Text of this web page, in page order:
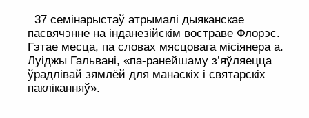
37 семінарыстаў атрымалі дыяканскае
пасвячэнне на інданезійскім востраве Флорэс.
Гэтае месца, па словах мясцовага місіянера а.
Луіджы Гальвані, «па-ранейшаму з’яўляецца
ўрадлівай зямлёй для манаскіх і святарскіх
пакліканняў».